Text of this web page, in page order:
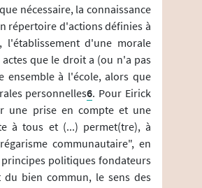
nécessaire, la connaissance
répertoire d'actions définies à
l'établissement d'une morale
que le droit a (ou n'a pas
ensemble à l'école, alors que
personnelles6. Pour Eirick
une prise en compte et une
à tous et (...) permet(tre), à
communautaire", en
politiques fondateurs
bien commun, le sens des